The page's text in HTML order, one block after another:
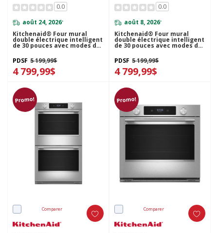
0.0
août 24, 2026*
Kitchenaid® Four mural
double électrique intelligent
de 30 pouces avec modes de
cuisson assistée - Blanc
KOED730SWH
PDSF 5 199,99$
4 799,99$
0.0
août 8, 2026*
Kitchenaid® Four mural
double électrique intelligent
de 30 pouces avec modes de
cuisson assistée - Fini
PrintShield™ KOED730SPS
PDSF 5 199,99$
4 799,99$
Promo!
Comparer
Promo!
Comparer